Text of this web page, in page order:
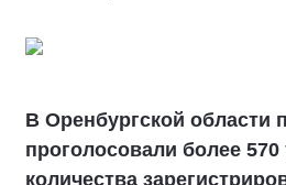
В Оренбургской области
проголосовали более
количества